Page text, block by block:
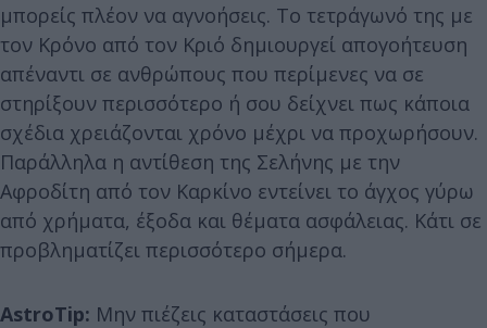
μπορείς πλέον να αγνοήσεις. Το τετράγωνό της με
τον Κρόνο από τον Κριό δημιουργεί απογοήτευση
απέναντι σε ανθρώπους που περίμενες να σε
στηρίξουν περισσότερο ή σου δείχνει πως κάποια
σχέδια χρειάζονται χρόνο μέχρι να προχωρήσουν.
Παράλληλα η αντίθεση της Σελήνης με την
Αφροδίτη από τον Καρκίνο εντείνει το άγχος γύρω
από χρήματα, έξοδα και θέματα ασφάλειας. Κάτι σε
προβληματίζει περισσότερο σήμερα.
AstroTip: Μην πιέζεις καταστάσεις που